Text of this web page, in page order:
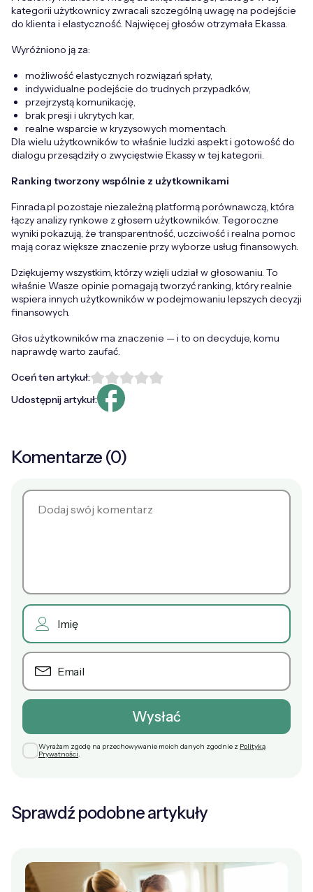
kategorii użytkownicy zwracali szczególną uwagę na podejście
do klienta i elastyczność. Najwięcej głosów otrzymała Ekassa.
Wyróżniono ją za:
możliwość elastycznych rozwiązań spłaty,
indywidualne podejście do trudnych przypadków,
przejrzystą komunikację,
brak presji i ukrytych kar,
realne wsparcie w kryzysowych momentach.
Dla wielu użytkowników to właśnie ludzki aspekt i gotowość do
dialogu przesądziły o zwycięstwie Ekassy w tej kategorii.
Ranking tworzony wspólnie z użytkownikami
Finrada.pl pozostaje niezależną platformą porównawczą, która
łączy analizy rynkowe z głosem użytkowników. Tegoroczne
wyniki pokazują, że transparentność, uczciwość i realna pomoc
mają coraz większe znaczenie przy wyborze usług finansowych.
Dziękujemy wszystkim, którzy wzięli udział w głosowaniu. To
właśnie Wasze opinie pomagają tworzyć ranking, który realnie
wspiera innych użytkowników w podejmowaniu lepszych decyzji
finansowych.
Głos użytkowników ma znaczenie — i to on decyduje, komu
naprawdę warto zaufać.
Oceń ten artykuł:
Udostępnij artykuł:
Komentarze (0)
Wyrażam zgodę na przechowywanie moich danych zgodnie z Polityką
Prywatności.
Sprawdź podobne artykuły